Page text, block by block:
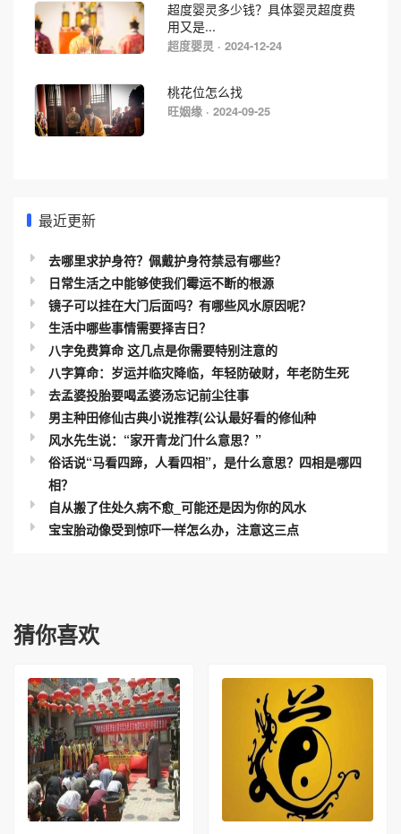
超度婴灵多少钱？具体婴灵超度费
用又是...
超度婴灵 · 2024-12-24
桃花位怎么找
旺姻缘 · 2024-09-25
最近更新
去哪里求护身符？佩戴护身符禁忌有哪些？
日常生活之中能够使我们霉运不断的根源
镜子可以挂在大门后面吗？有哪些风水原因呢？
生活中哪些事情需要择吉日？
八字免费算命 这几点是你需要特别注意的
八字算命：岁运并临灾降临，年轻防破财，年老防生死
去孟婆投胎要喝孟婆汤忘记前尘往事
男主种田修仙古典小说推荐(公认最好看的修仙种
风水先生说：“家开青龙门什么意思？”
俗话说“马看四蹄，人看四相”，是什么意思？四相是哪四
相？
自从搬了住处久病不愈_可能还是因为你的风水
宝宝胎动像受到惊吓一样怎么办，注意这三点
猜你喜欢